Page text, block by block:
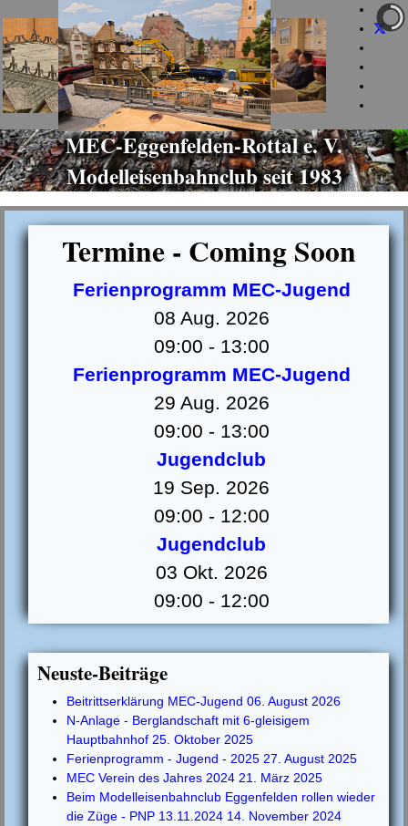
+49 160 973 581 85
info@mec-eggenfelden.de
jeden Dienstag ab 19 Uhr
MEC-Eggenfelden-Rottal e. V.
Modelleisenbahnclub seit 1983
Termine - Coming Soon
Ferienprogramm MEC-Jugend
08 Aug. 2026
09:00 - 13:00
Ferienprogramm MEC-Jugend
29 Aug. 2026
09:00 - 13:00
Jugendclub
19 Sep. 2026
09:00 - 12:00
Jugendclub
03 Okt. 2026
09:00 - 12:00
Neuste-Beiträge
Beitrittserklärung MEC-Jugend 06. August 2026
N-Anlage - Berglandschaft mit 6-gleisigem
Hauptbahnhof 25. Oktober 2025
Ferienprogramm - Jugend - 2025 27. August 2025
MEC Verein des Jahres 2024 21. März 2025
Beim Modelleisenbahnclub Eggenfelden rollen wieder
die Züge - PNP 13.11.2024 14. November 2024